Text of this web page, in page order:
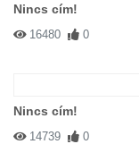
Nincs cím!
16480 0
Nincs cím!
14739 0